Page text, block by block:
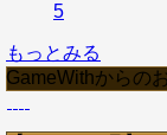
5
もっとみる
GameWithからの